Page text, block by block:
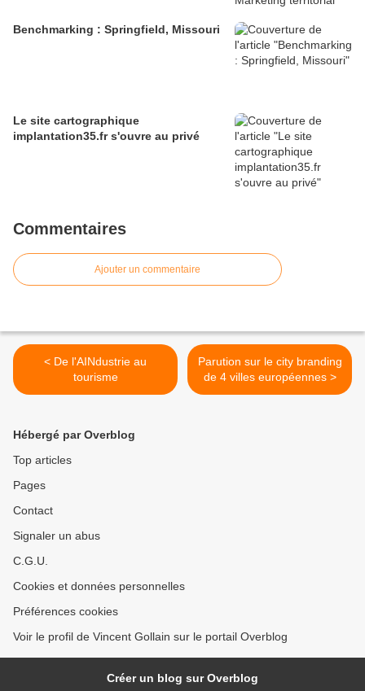
Benchmarking : Springfield, Missouri
Le site cartographique
implantation35.fr s'ouvre au privé
Commentaires
Ajouter un commentaire
< De l'AINdustrie au
tourisme
Parution sur le city branding
de 4 villes européennes >
Hébergé par Overblog
Top articles
Pages
Contact
Signaler un abus
C.G.U.
Cookies et données personnelles
Préférences cookies
Voir le profil de Vincent Gollain sur le portail Overblog
Créer un blog sur Overblog